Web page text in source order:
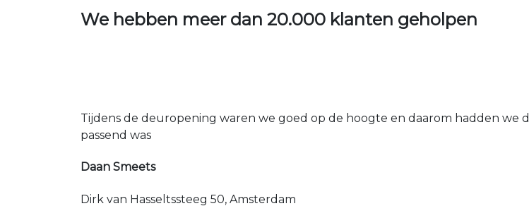
We hebben meer dan 20.000 klanten geholpen
Tijdens de deuropening waren we goed op de hoogte en daarom hadden we
passend was
Daan Smeets
Dirk van Hasseltssteeg 50, Amsterdam